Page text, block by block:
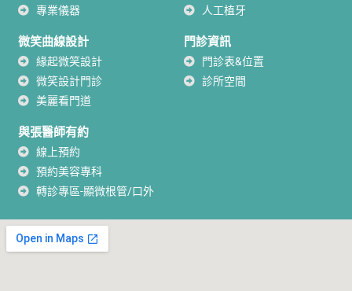
專業儀器
人工植牙
微笑曲線設計
緣起微笑設計
微笑設計門診
美麗看門道
門診資訊
門診表&位置
診所空間
與張醫師有約
線上預約
預約美容專科
轉診專區-顯微根管/口外